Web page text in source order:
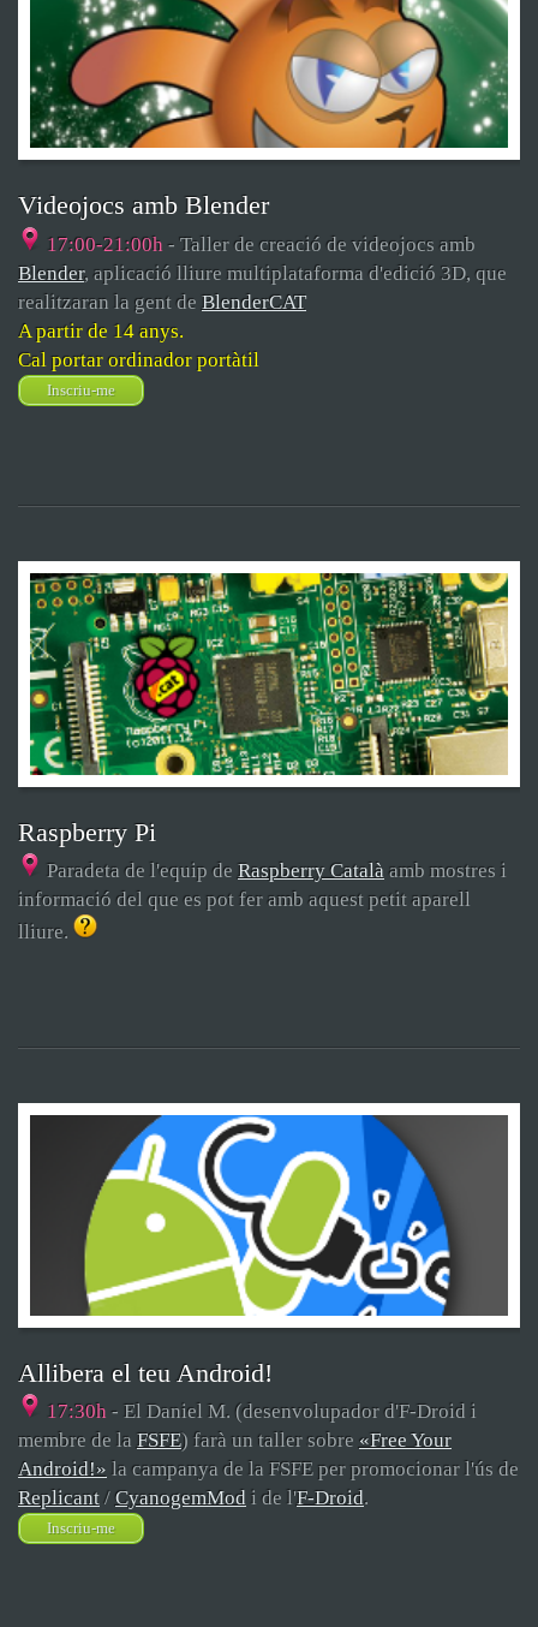
Videojocs amb Blender
17:00-21:00h - Taller de creació de videojocs amb
Blender, aplicació lliure multiplataforma d'edició 3D, que
realitzaran la gent de BlenderCAT
A partir de 14 anys.
Cal portar ordinador portàtil
Inscriu-me
Raspberry Pi
Paradeta de l'equip de Raspberry Català amb mostres i
informació del que es pot fer amb aquest petit aparell
lliure.
Allibera el teu Android!
17:30h - El Daniel M. (desenvolupador d'F-Droid i
membre de la FSFE) farà un taller sobre «Free Your
Android!» la campanya de la FSFE per promocionar l'ús de
Replicant/ CyanogemMod i de l'F-Droid.
Inscriu-me